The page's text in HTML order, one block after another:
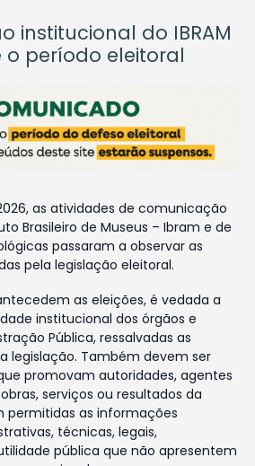
institucional do IBRAM
período eleitoral
as atividades de comunicação
Brasileiro de Museus – Ibram e de
passaram a observar as
pela legislação eleitoral.
as eleições, é vedada a
institucional dos órgãos e
Pública, ressalvadas as
legislação. Também devem ser
promovam autoridades, agentes
serviços ou resultados da
permitidas as informações
técnicas, legais,
pública que não apresentem